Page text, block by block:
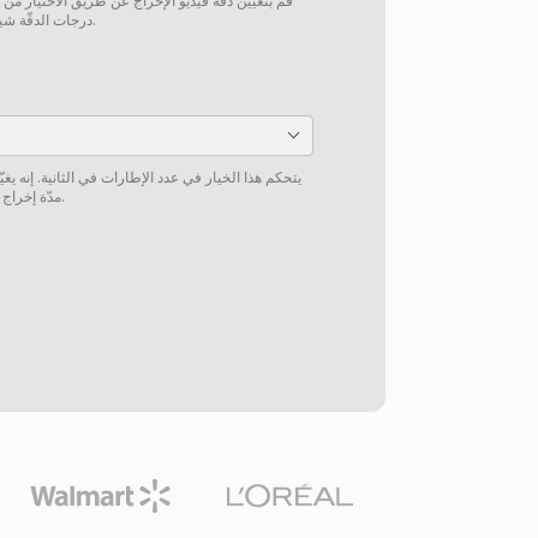
درجات الدقّة شيوعاً أو إدخال دقّة مخصّصة يدوياً.
يتحكم هذا الخيار في عدد الإطارات في الثانية.
مدّة إخراج الفيديو أو سرعة تشغيل الفيديو.